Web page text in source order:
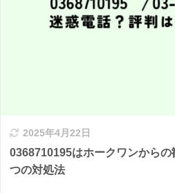
2025年4月22日
0368710195はホークワンからの
つの対処法